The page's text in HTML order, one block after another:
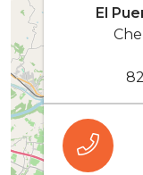
El